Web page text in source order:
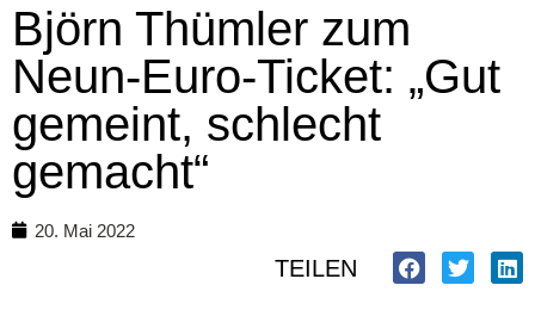
Björn Thümler zum
Neun-Euro-Ticket: „Gut
gemeint, schlecht
gemacht“
20. Mai 2022
TEILEN